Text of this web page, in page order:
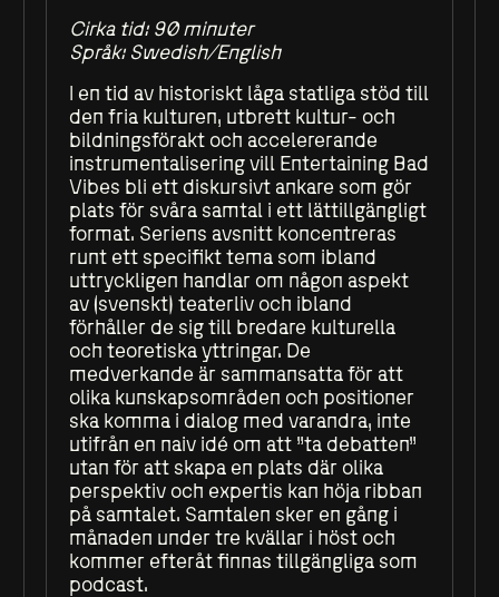
Cirka tid: 90 minuter
Språk: Swedish/English
I en tid av historiskt låga statliga stöd till
den fria kulturen, utbrett kultur- och
bildningsförakt och accelererande
instrumentalisering vill Entertaining Bad
Vibes bli ett diskursivt ankare som gör
plats för svåra samtal i ett lättillgängligt
format. Seriens avsnitt koncentreras
runt ett specifikt tema som ibland
uttryckligen handlar om någon aspekt
av (svenskt) teaterliv och ibland
förhåller de sig till bredare kulturella
och teoretiska yttringar. De
medverkande är sammansatta för att
olika kunskapsområden och positioner
ska komma i dialog med varandra, inte
utifrån en naiv idé om att ”ta debatten”
utan för att skapa en plats där olika
perspektiv och expertis kan höja ribban
på samtalet. Samtalen sker en gång i
månaden under tre kvällar i höst och
kommer efteråt finnas tillgängliga som
podcast.